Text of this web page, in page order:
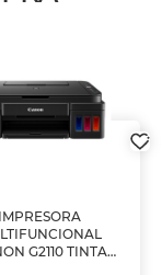
IMPRESORA
G2110 TINTA